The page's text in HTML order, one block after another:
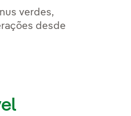
verdes,
desde